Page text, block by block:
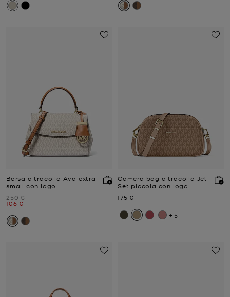
Borsa a tracolla Ava extra
small con logo
Prezzo iniziale
250 €
Prezzo attuale
106 €
Camera bag a tracolla Jet
Set piccola con logo
Prezzo attuale
175 €
+5